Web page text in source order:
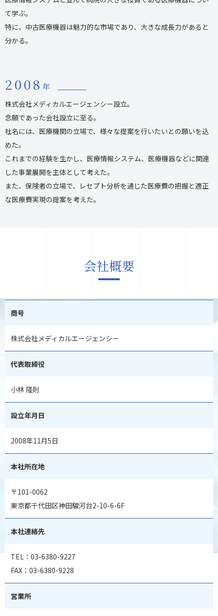
て学ぶ。
特に、中古医療機器は魅力的な市場であり、大きな成長力があると
分かる。
2008 年
株式会社メディカルエージェンシー設立。
念願であった会社設立に至る。
社名には、医療機関の立場で、様々な提案を行いたいとの願いを込
めた。
これまでの経験を生かし、医療情報システム、医療機器などに関連
した事業展開を主体として考えた。
また、保険者の立場で、レセプト分析を通じた医療費の把握と適正
な医療費実現の提案を考えた。
会社概要
商号
株式会社メディカルエージェンシー
代表取締役
小林 隆則
設立年月日
2008年11月5日
本社所在地
〒101-0062
東京都千代田区神田駿河台2-10-6-6F
本社連絡先
TEL：03-6380-9227
FAX：03-6380-9228
営業所